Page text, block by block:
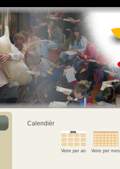
Calendièr
Veire per an Veire per mes